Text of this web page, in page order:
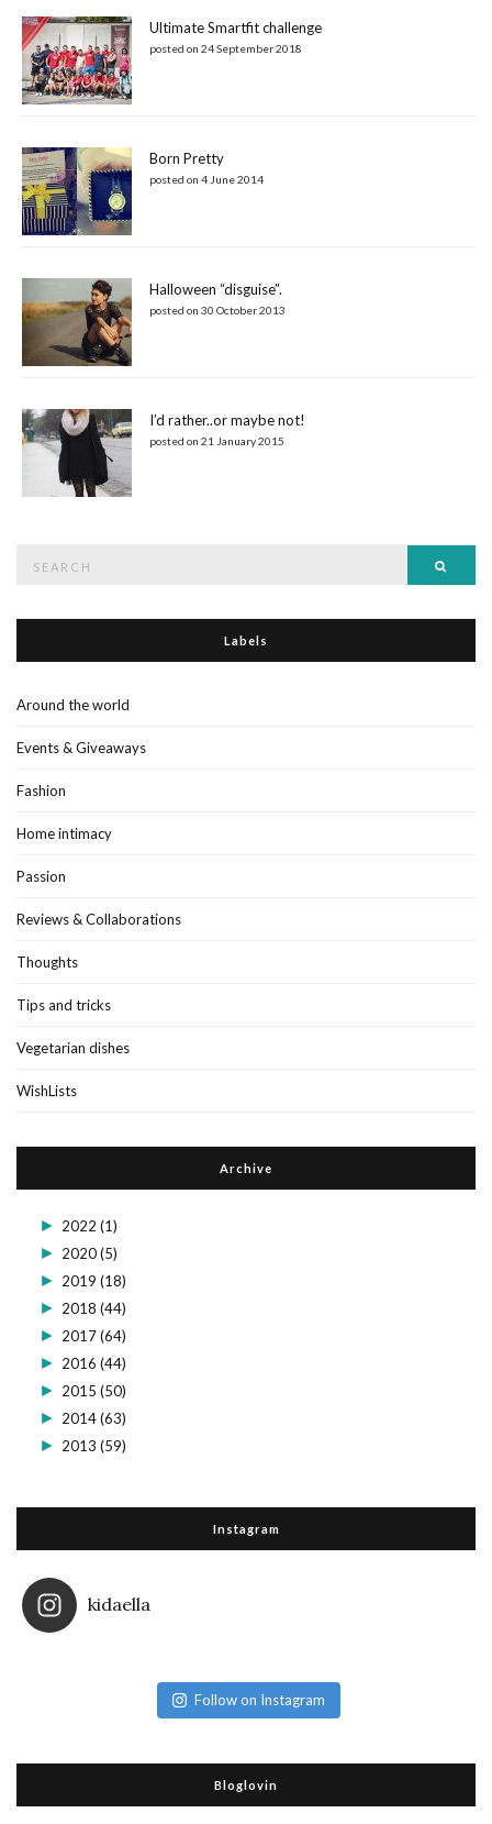
Ultimate Smartfit challenge
posted on 24 September 2018
Born Pretty
posted on 4 June 2014
Halloween “disguise”.
posted on 30 October 2013
I’d rather..or maybe not!
posted on 21 January 2015
Labels
Around the world
Events & Giveaways
Fashion
Home intimacy
Passion
Reviews & Collaborations
Thoughts
Tips and tricks
Vegetarian dishes
WishLists
Archive
► 2022 (1)
► 2020(5)
► 2019 (18)
► 2018 (44)
► 2017(64)
► 2016 (44)
► 2015 (50)
► 2014(63)
► 2013 (59)
Instagram
kidaella
Follow on Instagram
Bloglovin